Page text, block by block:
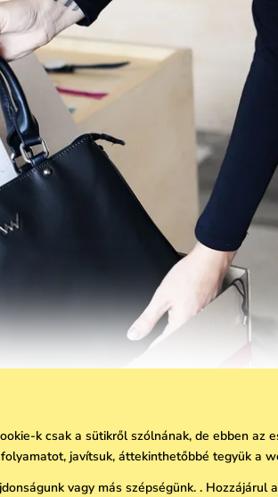
k csak a sütikről szólnának, de ebben az
javítsuk, áttekinthetőbbé tegyük a
vagy más szépségünk. . Hozzájárul